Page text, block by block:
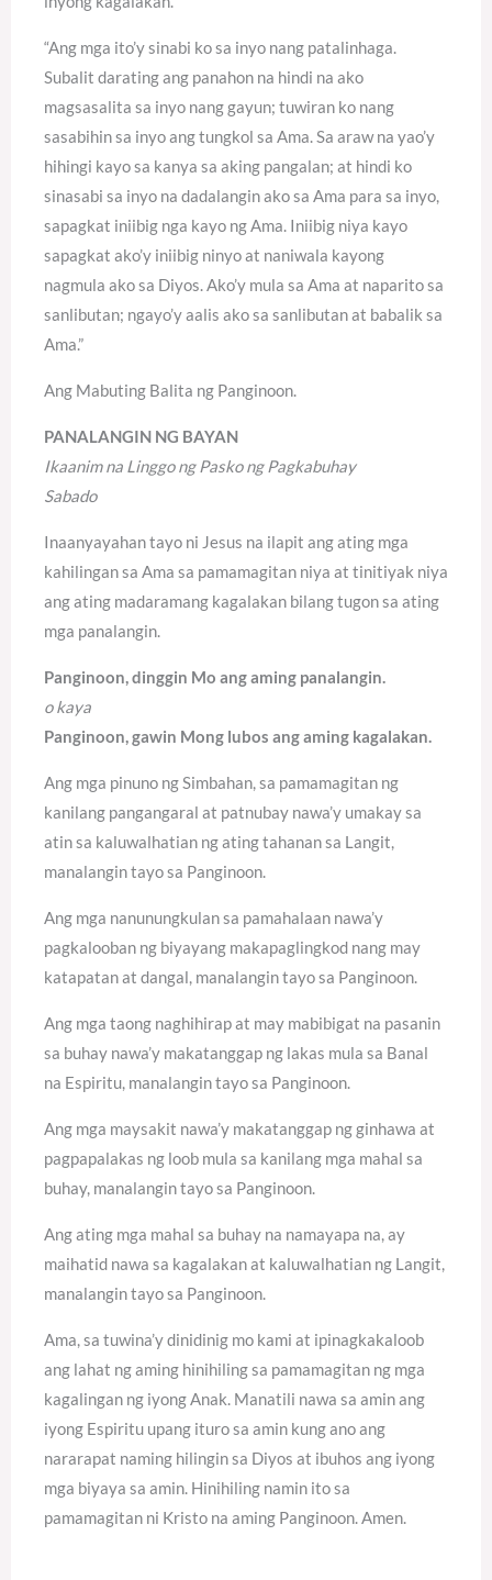
“Ang mga ito’y sinabi ko sa inyo nang patalinhaga.
Subalit darating ang panahon na hindi na ako
magsasalita sa inyo nang gayun; tuwiran ko nang
sasabihin sa inyo ang tungkol sa Ama. Sa araw na yao’y
hihingi kayo sa kanya sa aking pangalan; at hindi ko
sinasabi sa inyo na dadalangin ako sa Ama para sa inyo,
sapagkat iniibig nga kayo ng Ama. Iniibig niya kayo
sapagkat ako’y iniibig ninyo at naniwala kayong
nagmula ako sa Diyos. Ako’y mula sa Ama at naparito sa
sanlibutan; ngayo’y aalis ako sa sanlibutan at babalik sa
Ama.”
Ang Mabuting Balita ng Panginoon.
PANALANGIN NG BAYAN
Ikaanim na Linggo ng Pasko ng Pagkabuhay
Sabado
Inaanyayahan tayo ni Jesus na ilapit ang ating mga
kahilingan sa Ama sa pamamagitan niya at tinitiyak niya
ang ating madaramang kagalakan bilang tugon sa ating
mga panalangin.
Panginoon, dinggin Mo ang aming panalangin.
o kaya
Panginoon, gawin Mong lubos ang aming kagalakan.
Ang mga pinuno ng Simbahan, sa pamamagitan ng
kanilang pangangaral at patnubay nawa’y umakay sa
atin sa kaluwalhatian ng ating tahanan sa Langit,
manalangin tayo sa Panginoon.
Ang mga nanunungkulan sa pamahalaan nawa’y
pagkalooban ng biyayang makapaglingkod nang may
katapatan at dangal, manalangin tayo sa Panginoon.
Ang mga taong naghihirap at may mabibigat na pasanin
sa buhay nawa’y makatanggap ng lakas mula sa Banal
na Espiritu, manalangin tayo sa Panginoon.
Ang mga maysakit nawa’y makatanggap ng ginhawa at
pagpapalakas ng loob mula sa kanilang mga mahal sa
buhay, manalangin tayo sa Panginoon.
Ang ating mga mahal sa buhay na namayapa na, ay
maihatid nawa sa kagalakan at kaluwalhatian ng Langit,
manalangin tayo sa Panginoon.
Ama, sa tuwina’y dinidinig mo kami at ipinagkakaloob
ang lahat ng aming hinihiling sa pamamagitan ng mga
kagalingan ng iyong Anak. Manatili nawa sa amin ang
iyong Espiritu upang ituro sa amin kung ano ang
nararapat naming hilingin sa Diyos at ibuhos ang iyong
mga biyaya sa amin. Hinihiling namin ito sa
pamamagitan ni Kristo na aming Panginoon. Amen.